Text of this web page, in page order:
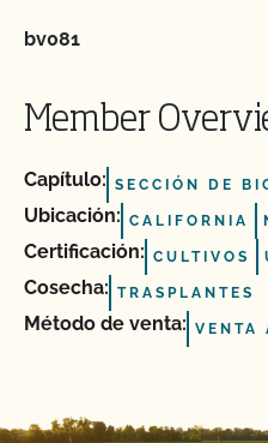
bv081
Member
Capítulo: SECCIÓN DE
Ubicación: CALIFORNIA
Certificación: CULTIVOS
Cosecha: TRASPLANTES
Método de venta: VENTA